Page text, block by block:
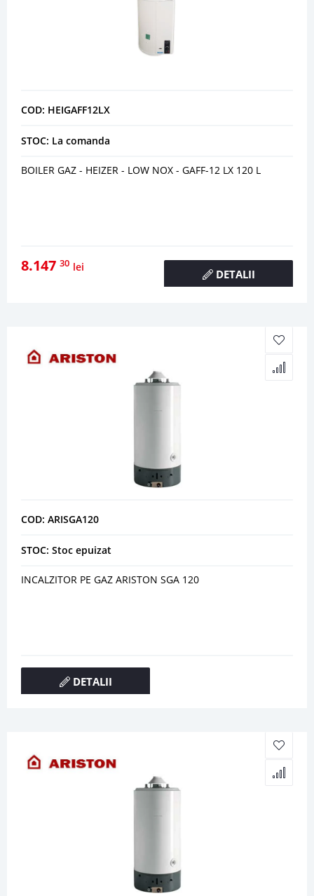
COD: HEIGAFF12LX
STOC: La comanda
BOILER GAZ - HEIZER - LOW NOX - GAFF-12 LX 120 L
8.147 30 lei
DETALII
COD: ARISGA120
STOC: Stoc epuizat
INCALZITOR PE GAZ ARISTON SGA 120
DETALII